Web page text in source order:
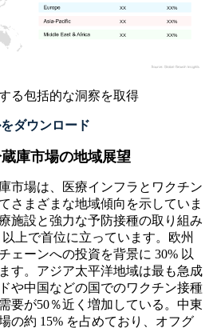
XX%
XX
XX%
XX
XX%
XX
る包括的な洞察を取得
ダウンロード
庫市場の地域展望
市場は、医療インフラとワクチン
さまざまな地域傾向を示していま
施設と強力な予防接種の取り組み
上で首位に立っています。欧州
ェーンへの投資を背景に 30% 以
す。アジア太平洋地域は最も急成
や中国などの国でのワクチン接種
要が50％近く増加している。中東
の約 15% を占めており、オフグ